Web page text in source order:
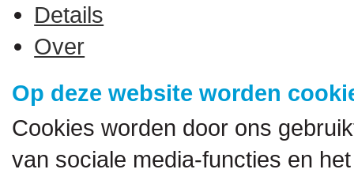
Details
Over
Op deze website worden
Cookies worden door ons
van sociale media-functies en